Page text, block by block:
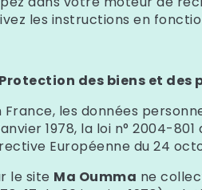
les instructions en
des biens et des
France, les données
1978, la loi n° 2004-
Européenne du 24
le site Ma Oumma ne